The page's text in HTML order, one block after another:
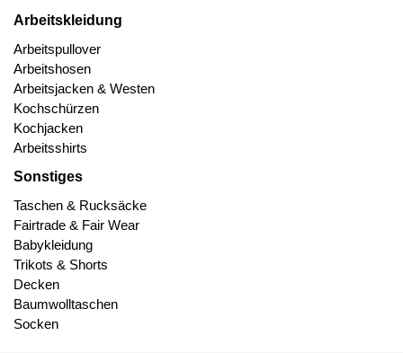
Arbeitskleidung
Arbeitspullover
Arbeitshosen
Arbeitsjacken & Westen
Kochschürzen
Kochjacken
Arbeitsshirts
Sonstiges
Taschen & Rucksäcke
Fairtrade & Fair Wear
Babykleidung
Trikots & Shorts
Decken
Baumwolltaschen
Socken